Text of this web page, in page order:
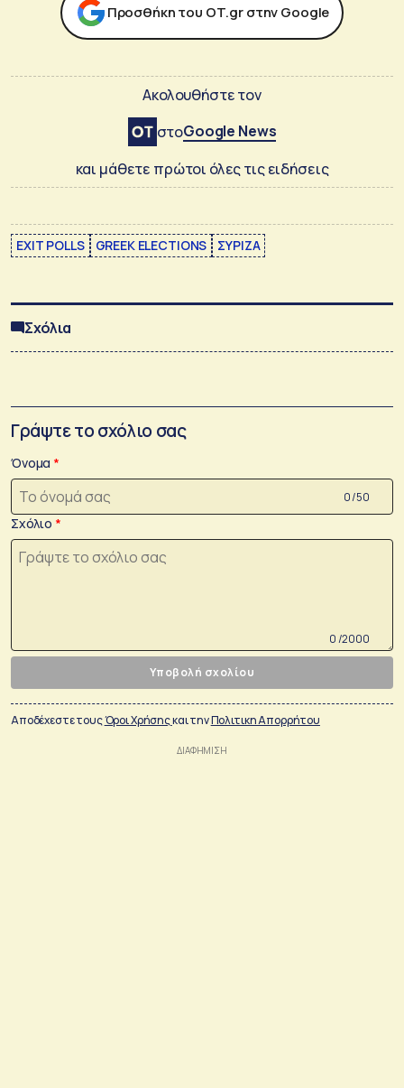
Προσθήκη του ΟΤ.gr στην Google
Ακολουθήστε τον
στοGoogle News
και μάθετε πρώτοι όλες τις ειδήσεις
EXIT POLLS GREEK ELECTIONS ΣΥΡΙΖΑ
Σχόλια
Γράψτε το σχόλιο σας
Όνομα
0 /50
Σχόλιο
0 /2000
Υποβολή σχολίου
Αποδέχεστε τουςΌροι Χρήσηςκαι τηνΠολιτικη Απορρήτου